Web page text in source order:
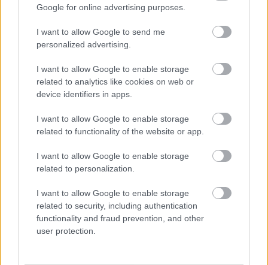
Google for online advertising purposes.
I want to allow Google to send me
personalized advertising.
I want to allow Google to enable storage
related to analytics like cookies on web or
device identifiers in apps.
I want to allow Google to enable storage
related to functionality of the website or app.
I want to allow Google to enable storage
related to personalization.
I want to allow Google to enable storage
related to security, including authentication
functionality and fraud prevention, and other
user protection.
Hírlevél feliratkozás
Adja meg keresztnevét:
Adja
meg e-mail címét:
Megismertem és elfogadom aGDPR-szabályzat